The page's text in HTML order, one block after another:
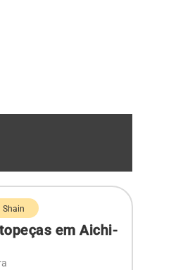
Shain
em Aichi-